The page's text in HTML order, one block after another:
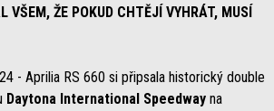
VŠEM, ŽE POKUD CHTĚJÍ VYHRÁT, MUSÍ
- Aprilia RS 660 si připsala historický double
Daytona International Speedway na